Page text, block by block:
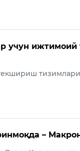
учун ижтимоий
–